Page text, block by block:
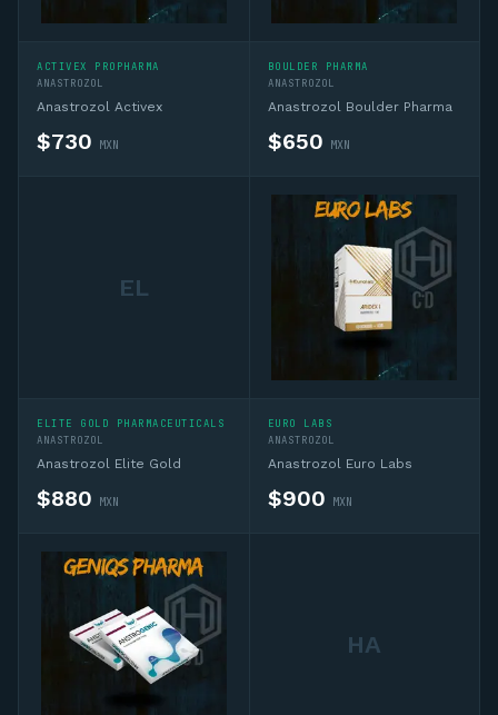
ACTIVEX PROPHARMA
ANASTROZOL
Anastrozol Activex
$730 MXN
BOULDER PHARMA
ANASTROZOL
Anastrozol Boulder Pharma
$650 MXN
EL
ELITE GOLD PHARMACEUTICALS
ANASTROZOL
Anastrozol Elite Gold
$880 MXN
EURO LABS
ANASTROZOL
Anastrozol Euro Labs
$900 MXN
HA